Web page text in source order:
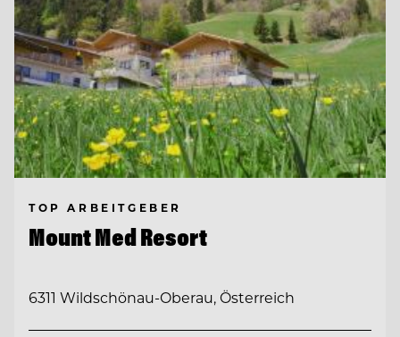
TOP ARBEITGEBER
Mount Med Resort
6311 Wildschönau-Oberau, Österreich